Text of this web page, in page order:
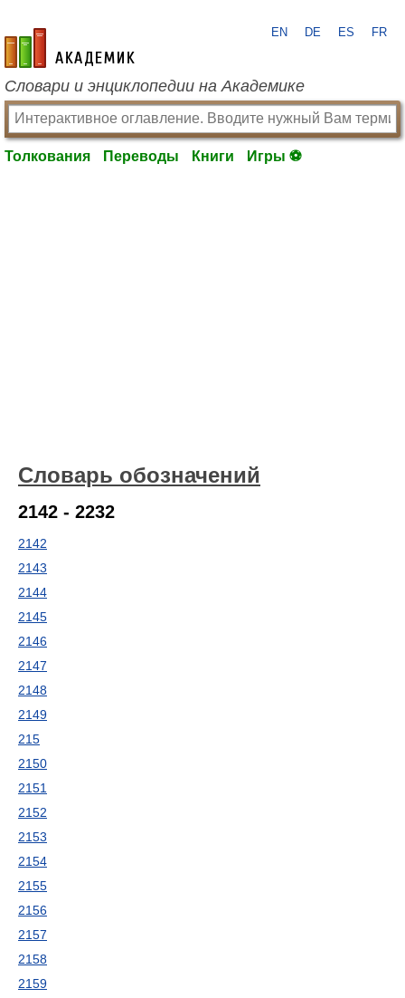
academic.ru
EN DE ES FR
Словари и энциклопедии на Академике
Толкования Переводы Книги Игры ⚽
Словарь обозначений
2142 - 2232
2142
2143
2144
2145
2146
2147
2148
2149
215
2150
2151
2152
2153
2154
2155
2156
2157
2158
2159